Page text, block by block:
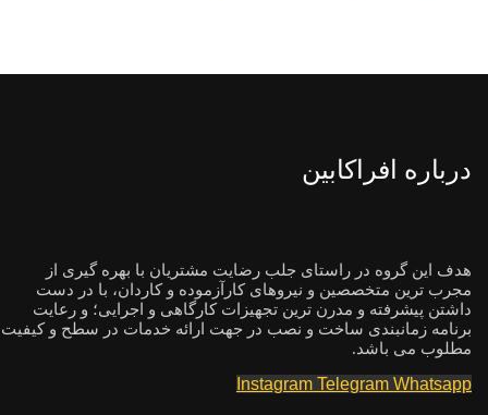
درباره افراکابین
هدف این گروه در راستای جلب رضایت مشتریان با بهره گیری از
مجرب ترین متخصصین و نیروهای کارآزموده و کاردان، با در دست
داشتن پیشرفته و مدرن ترین تجهیزات کارگاهی و اجرایی؛ و رعایت
برنامه زمانبندی ساخت و نصب در جهت ارائه خدمات در سطح و کیفیت
مطلوب می باشد.
Instagram Telegram Whatsapp